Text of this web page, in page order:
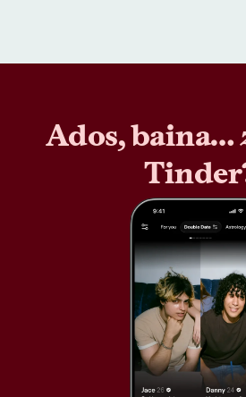
Ados, baina…